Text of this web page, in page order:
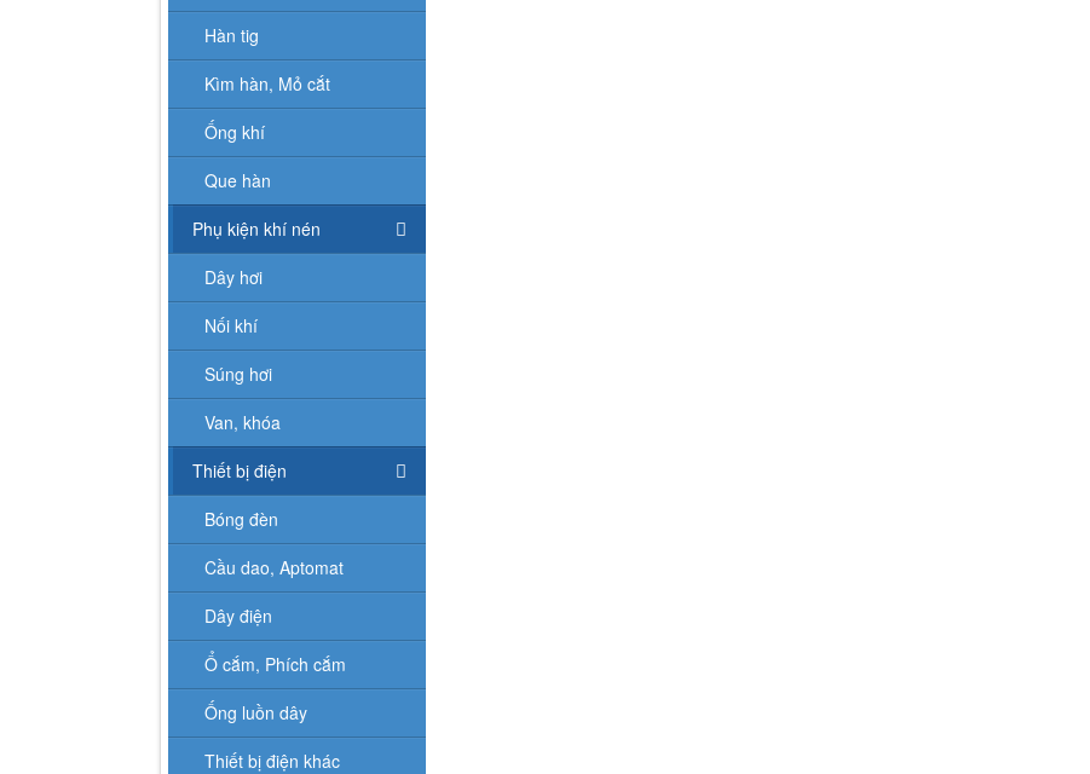
Hàn tig
Kìm hàn, Mỏ cắt
Ống khí
Que hàn
Phụ kiện khí nén
Dây hơi
Nối khí
Súng hơi
Van, khóa
Thiết bị điện
Bóng đèn
Cầu dao, Aptomat
Dây điện
Ổ cắm, Phích cắm
Ống luồn dây
Thiết bị điện khác